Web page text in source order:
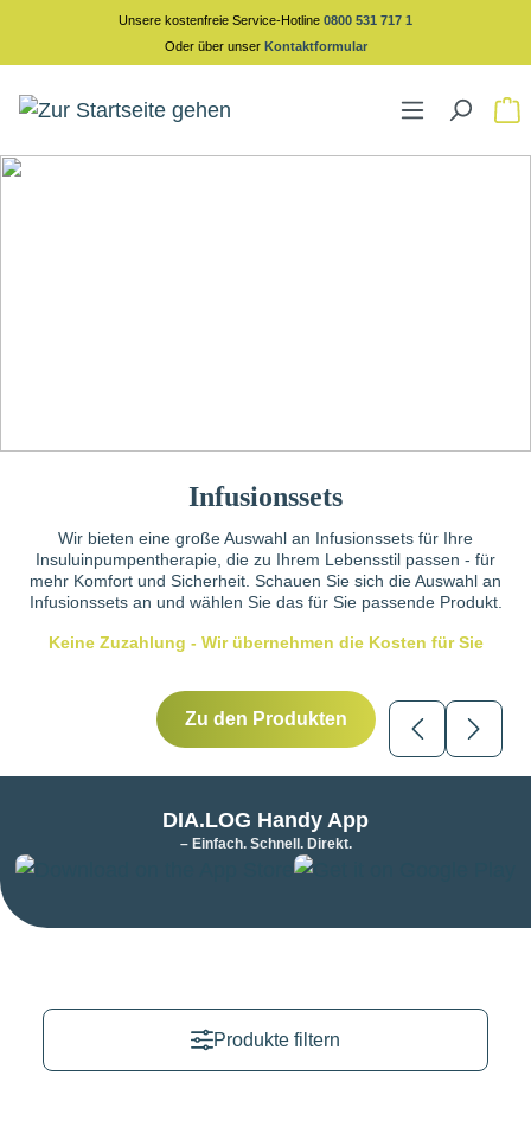
springenUnsere kostenfreie Service-Hotline 0800 531 717 1
Oder über unser Kontaktformular
Infusionssets
Wir bieten eine große Auswahl an Infusionssets für Ihre
Insuluinpumpentherapie, die zu Ihrem Lebensstil passen - für
mehr Komfort und Sicherheit. Schauen Sie sich die Auswahl an
Infusionssets an und wählen Sie das für Sie passende Produkt.
Keine Zuzahlung - Wir übernehmen die Kosten für Sie
Zu den Produkten
1
DIA.LOG Handy App
– Einfach. Schnell. Direkt.
Produkte filtern